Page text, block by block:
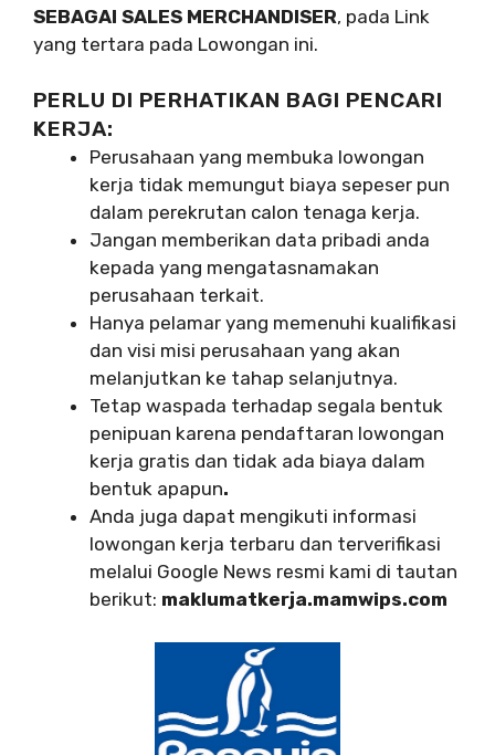
SEBAGAI SALES MERCHANDISER, pada Link
yang tertara pada Lowongan ini.
PERLU DI PERHATIKAN BAGI PENCARI
KERJA:
Perusahaan yang membuka lowongan
kerja tidak memungut biaya sepeser pun
dalam perekrutan calon tenaga kerja.
Jangan memberikan data pribadi anda
kepada yang mengatasnamakan
perusahaan terkait.
Hanya pelamar yang memenuhi kualifikasi
dan visi misi perusahaan yang akan
melanjutkan ke tahap selanjutnya.
Tetap waspada terhadap segala bentuk
penipuan karena pendaftaran lowongan
kerja gratis dan tidak ada biaya dalam
bentuk apapun.
Anda juga dapat mengikuti informasi
lowongan kerja terbaru dan terverifikasi
melalui Google News resmi kami di tautan
berikut: maklumatkerja.mamwips.com